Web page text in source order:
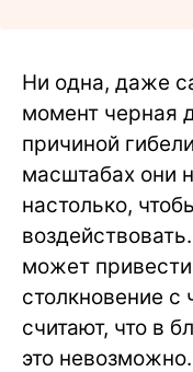
Ни одна, даже
момент черная
причиной
масштабах они
настолько,
может
столкновение
считают, что в
это